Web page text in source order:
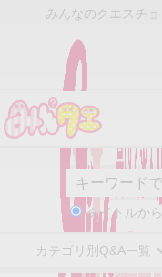
みんなのクエスチ
タイトルか
カテゴリ別Q&A一覧